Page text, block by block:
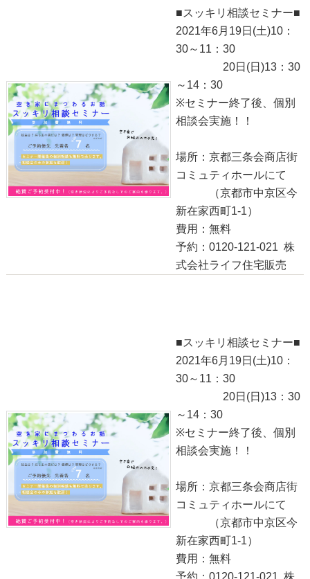
■スッキリ相談セミナー■
2021年6月19日(土)10：
30～11：30
20日(日)13：30
～14：30
※セミナー終了後、個別
相談会実施！！
場所：京都三条会商店街
コミュティホールにて
（京都市中京区今
新在家西町1-1）
費用：無料
予約：0120-121-021 株
式会社ライフ住宅販売
■スッキリ相談セミナー■
2021年6月19日(土)10：
30～11：30
20日(日)13：30
～14：30
※セミナー終了後、個別
相談会実施！！
場所：京都三条会商店街
コミュティホールにて
（京都市中京区今
新在家西町1-1）
費用：無料